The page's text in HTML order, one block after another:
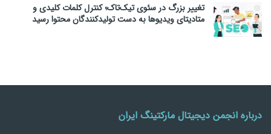
تغییر بزرگ در سئوی تیک‌تاک؛ کنترل کلمات کلیدی و
متادیتای ویدیوها به دست تولیدکنندگان محتوا رسید
درباره انجمن دیجیتال مارکتینگ ایران